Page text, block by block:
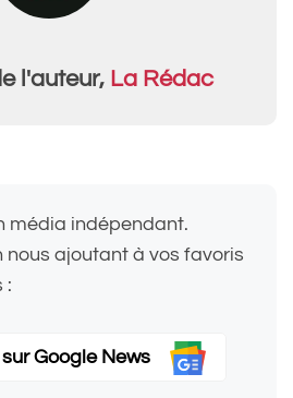
l'auteur, La Rédac
média indépendant.
nous ajoutant à vos favoris
:
Google News